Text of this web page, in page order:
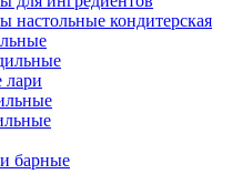
настольные кондитерская
лари
барные